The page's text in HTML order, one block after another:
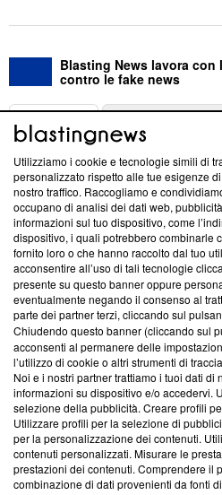
Blasting News lavora con
contro le fake news
ABOUT
Questa sezione offre informazioni
News, sui nostri processi
creare news di qualità. Inoltre,
‘Trust Project - News with Integrity’
ancora membro del programma,
parte; Trust Project non ha
conformità agli standard.
Su di noi
Team editoriale
Corporate
Redazione
Informativa Privacy
Cookie Policy
Utilizziamo i cookie e tecnologie simili di
personalizzato rispetto alle tue esigenze
nostro traffico. Raccogliamo e
occupano di analisi dei dati web,
informazioni sul tuo dispositivo, come
dispositivo, i quali potrebbero combinarle
fornito loro o che hanno raccolto dal tuo
acconsentire all’uso di tali tecnologie
presente su questo banner oppure
eventualmente negando il consenso al
parte dei partner terzi, cliccando sul
Chiudendo questo banner (cliccando sul
acconsenti al permanere delle
l’utilizzo di cookie o altri strumenti di
Noi e i nostri partner trattiamo i tuoi dati di
informazioni su dispositivo e/o accedervi.
selezione della pubblicità. Creare profili
Utilizzare profili per la selezione di
per la personalizzazione dei contenuti.
contenuti personalizzati. Misurare le
prestazioni dei contenuti. Comprendere il
combinazione di dati provenienti da fonti